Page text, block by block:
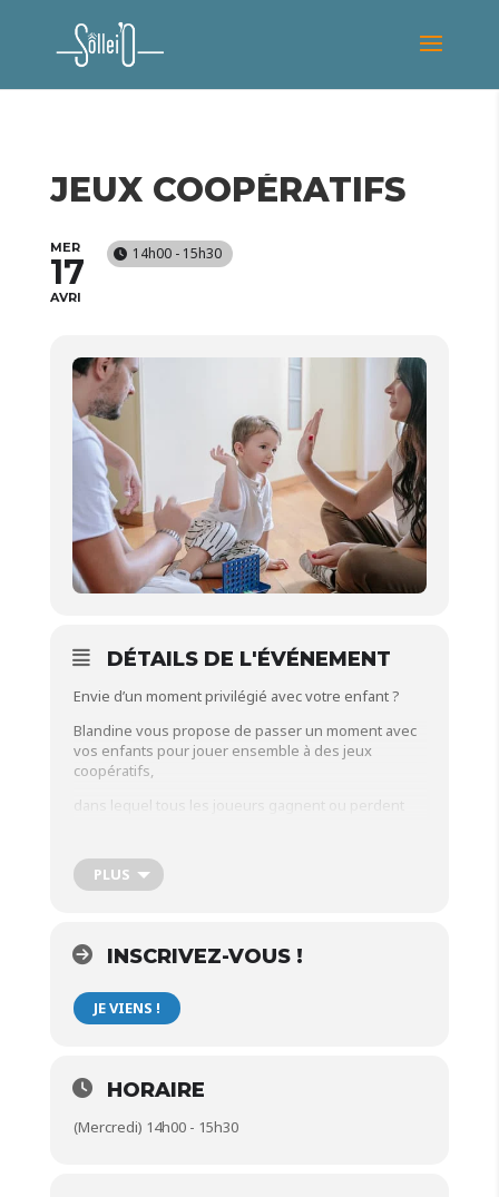
JEUX COOPÉRATIFS
MER
17
AVRI
14h00 - 15h30
DÉTAILS DE L'ÉVÉNEMENT
Envie d’un moment privilégié avec votre enfant ?
Blandine vous propose de passer un moment avec
vos enfants pour jouer ensemble à des jeux
coopératifs,
dans lequel tous les joueurs gagnent ou perdent
Il s’agit de jouer conjointement ou ensemble pour
réaliser un ou plusieurs objectifs communs, hors de
Pour qui ? :Les enfants, à partir de 6 ans avec leur
parents.
Où ? : Salle Lanza, chemin du plan de Pey
Intervenante : Blandine
PLUS
INSCRIVEZ-VOUS !
JE VIENS !
HORAIRE
(Mercredi) 14h00 - 15h30